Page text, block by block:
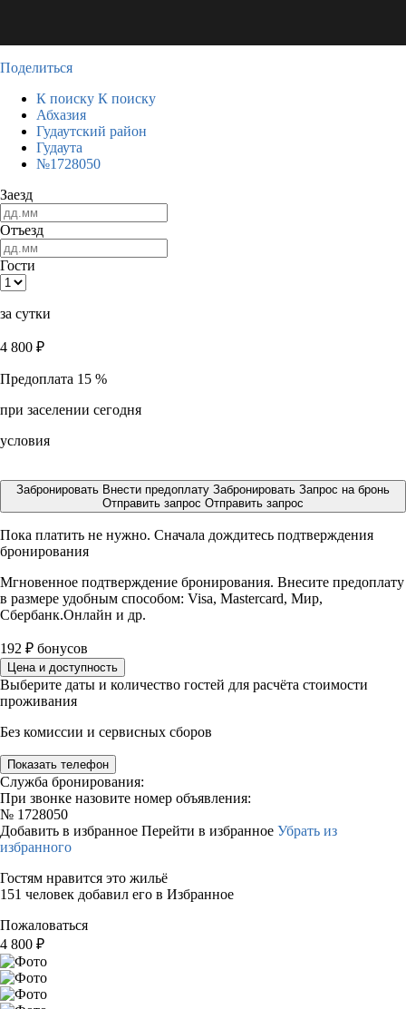
Поделиться
К поиску К поиску
Абхазия
Гудаутский район
Гудаута
№1728050
Заезд
Отъезд
Гости
за сутки
4 800 ₽
Предоплата 15 %
при заселении сегодня
условия
Забронировать Внести предоплату Забронировать Запрос на бронь
Отправить запрос Отправить запрос
Пока платить не нужно. Сначала дождитесь подтверждения
бронирования
Мгновенное подтверждение бронирования. Внесите предоплату
в размере удобным способом: Visa, Mastercard, Мир,
Сбербанк.Онлайн и др.
192 ₽ бонусов
Цена и доступность
Выберите даты и количество гостей для расчёта стоимости
проживания
Без комиссии и сервисных сборов
Показать телефон
Служба бронирования:
При звонке назовите номер объявления:
№ 1728050
Добавить в избранное Перейти в избранное Убрать из
избранного
Гостям нравится это жильё
151 человек добавил его в Избранное
Пожаловаться
4 800 ₽